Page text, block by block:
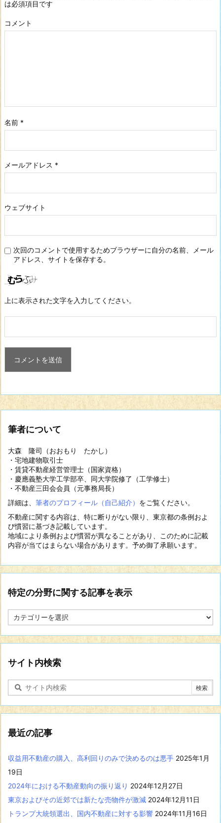
は必須項目です
コメント
名前 *
メールアドレス *
ウェブサイト
次回のコメントで使用するためブラウザーに自分の名前、メール
アドレス、サイトを保存する。
上に表示された文字を入力してください。
筆者について
大森 隆司（おおもり たかし）
・宅地建物取引士
・賃貸不動産経営管理士（国家資格）
・慶應義塾大学工学部卒、同大学院修了（工学修士）
・不動産三田会会員（元事務局長）
詳細は、 筆者のプロフィール（自己紹介） をご覧ください。
不動産に関する内容は、特に断りがない限り、東京都の条例およ
び慣習に基づき記載しています。
地域により条例および慣習が異なることがあり、このために記載
内容が当てはまらない場合があります。予め御了承願います。
特定の分野に関する記事を表示
定
分
に
関
す
記
事
を
示
サイト内検索
最近の記事
収益用不動産の購入、高利回りのみで決めるのは悪手 2025年1月
19日
2024年における不動産動向の振り返り 2024年12月27日
東京およびその近郊では新たな売物件が激減 2024年12月11日
トランプ大統領選出、国内不動産に対する影響 2024年11月16日